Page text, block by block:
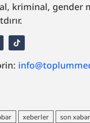
kriminal, gender
xeberler son xəbər